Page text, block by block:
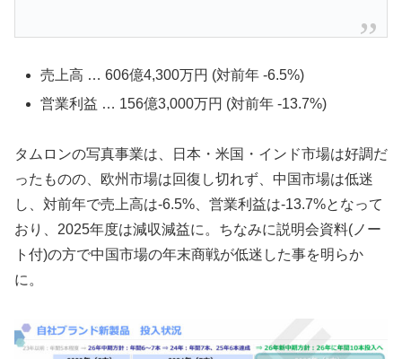
売上高 … 606億4,300万円 (対前年 -6.5%)
営業利益 … 156億3,000万円 (対前年 -13.7%)
タムロンの写真事業は、日本・米国・インド市場は好調だ
ったものの、欧州市場は回復し切れず、中国市場は低迷
し、対前年で売上高は-6.5%、営業利益は-13.7%となって
おり、2025年度は減収減益に。ちなみに説明会資料(ノー
ト付)の方で中国市場の年末商戦が低迷した事を明らか
に。